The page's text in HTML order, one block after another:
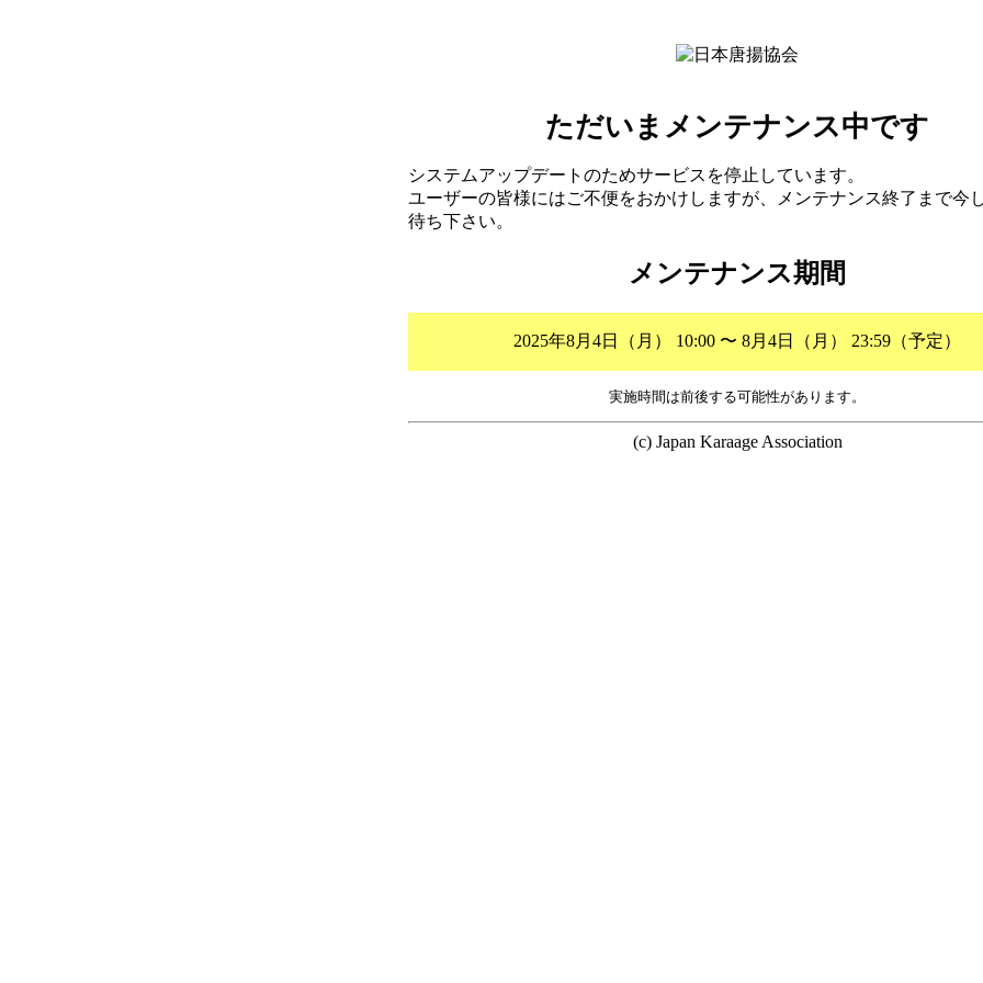
ただいまメンテナンス中です
システムアップデートのためサービスを停止しています。
ユーザーの皆様にはご不便をおかけしますが、メンテナンス終了まで今
待ち下さい。
メンテナンス期間
2025年8月4日（月） 10:00 〜 8月4日（月） 23:59（予定）
実施時間は前後する可能性があります。
(c) Japan Karaage Association